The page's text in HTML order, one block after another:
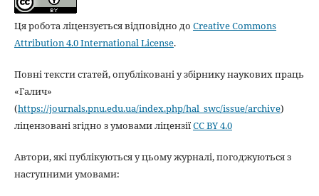
Ця робота ліцензується відповідно до Creative Commons
Attribution 4.0 International License.
Повні тексти статей, опубліковані у збірнику наукових праць
«Галич»
(https://journals.pnu.edu.ua/index.php/hal_swc/issue/archive)
ліцензовані згідно з умовами ліцензіїCC BY 4.0
Автори, які публікуються у цьому журналі, погоджуються з
наступними умовами: